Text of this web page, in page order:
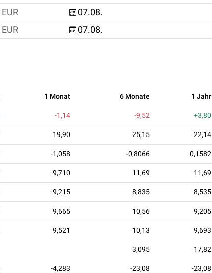
EUR
07.08.
EUR 07.08.
1 Monat 6 Monate 1 Jahr
-1,14 -9,52 +3,80
19,90 25,15 22,14
-1,058 -0,8066 0,1582
9,710 11,69 11,69
9,215 8,835 8,535
9,665 10,56 9,205
9,521 10,13 9,693
3,095 17,82
-4,283 -23,08 -23,08